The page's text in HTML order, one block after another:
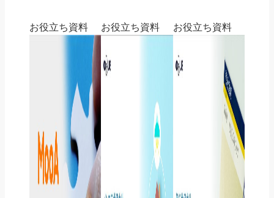
お役立ち資料 お役立ち資料 お役立ち資料